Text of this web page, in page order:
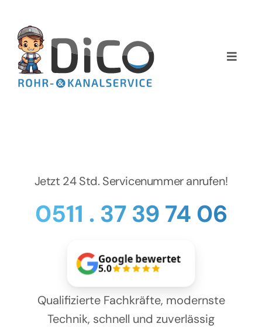
springen
Toggle
Home
Kontakt
Jetzt 24 Std. Servicenummer anrufen!
0511 . 37 39 74 06
Google bewertet
5.0
Qualifizierte Fachkräfte, modernste
Technik, schnell und zuverlässig